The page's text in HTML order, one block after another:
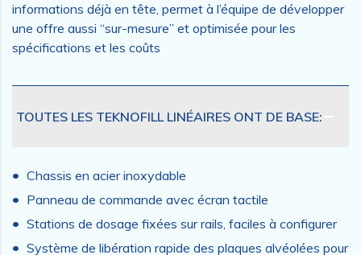
informations déjà en tête, permet à l’équipe de développer
une offre aussi “sur-mesure” et optimisée pour les
spécifications et les coûts
TOUTES LES TEKNOFILL LINÉAIRES ONT DE BASE:
Chassis en acier inoxydable
Panneau de commande avec écran tactile
Stations de dosage fixées sur rails, faciles à configurer
Système de libération rapide des plaques alvéolées pour